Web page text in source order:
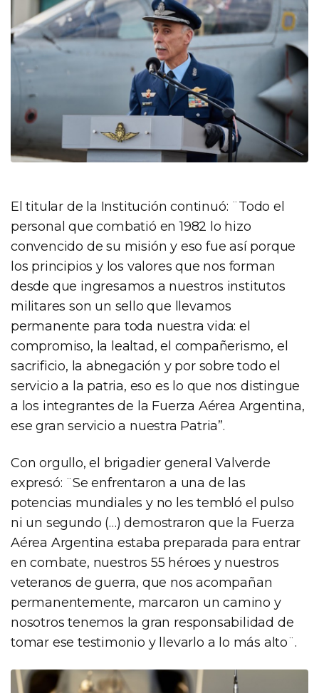
El titular de la Institución continuó: ¨Todo el
personal que combatió en 1982 lo hizo
convencido de su misión y eso fue así porque
los principios y los valores que nos forman
desde que ingresamos a nuestros institutos
militares son un sello que llevamos
permanente para toda nuestra vida: el
compromiso, la lealtad, el compañerismo, el
sacrificio, la abnegación y por sobre todo el
servicio a la patria, eso es lo que nos distingue
a los integrantes de la Fuerza Aérea Argentina,
ese gran servicio a nuestra Patria”.
Con orgullo, el brigadier general Valverde
expresó: ¨Se enfrentaron a una de las
potencias mundiales y no les tembló el pulso
ni un segundo (…) demostraron que la Fuerza
Aérea Argentina estaba preparada para entrar
en combate, nuestros 55 héroes y nuestros
veteranos de guerra, que nos acompañan
permanentemente, marcaron un camino y
nosotros tenemos la gran responsabilidad de
tomar ese testimonio y llevarlo a lo más alto¨.